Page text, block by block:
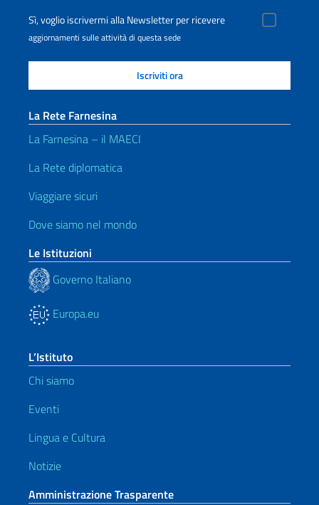
Sì, voglio iscrivermi alla Newsletter per ricevere
aggiornamenti sulle attività di questa sede
La Rete Farnesina
La Farnesina – il MAECI
La Rete diplomatica
Viaggiare sicuri
Dove siamo nel mondo
Le Istituzioni
Governo Italiano
Europa.eu
L’Istituto
Chi siamo
Eventi
Lingua e Cultura
Notizie
Amministrazione Trasparente